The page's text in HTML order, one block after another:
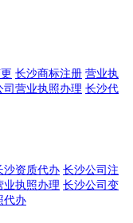
长沙商标注册 营业执
司营业执照办理 长沙代
沙资质代办 长沙公司注
业执照办理 长沙公司变
代办